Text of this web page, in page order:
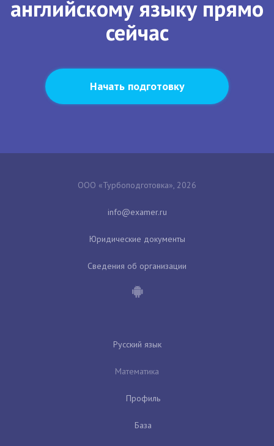
английскому языку прямо
сейчас
Начать подготовку
ООО «Турбоподготовка», 2026
Юридические документы
Сведения об организации
Русский язык
Математика
Профиль
База